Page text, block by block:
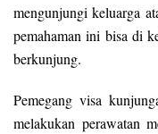
mengunjungi keluarga
pemahaman ini bisa di
berkunjung.
Pemegang visa
melakukan perawatan